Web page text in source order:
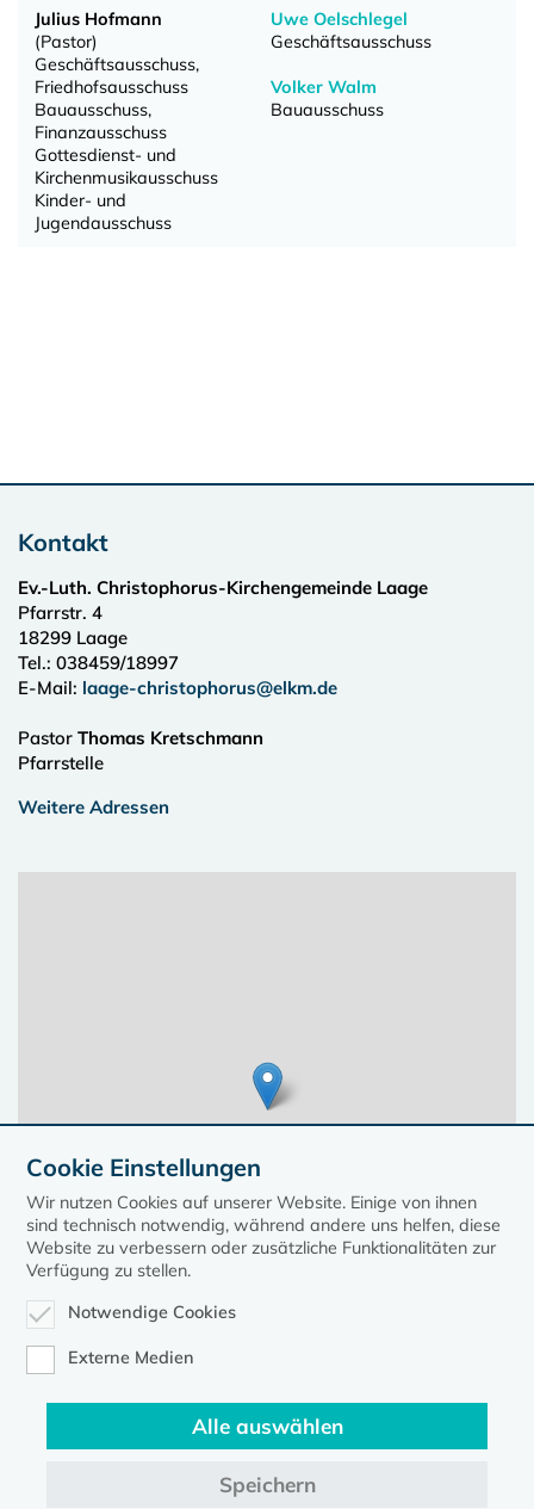
Julius Hofmann
(Pastor)
Geschäftsausschuss,
Friedhofsausschuss
Bauausschuss,
Finanzausschuss
Gottesdienst- und
Kirchenmusikausschuss
Kinder- und
Jugendausschuss
Uwe Oelschlegel
Geschäftsausschuss
Volker Walm
Bauausschuss
Kontakt
Ev.-Luth. Christophorus-Kirchengemeinde Laage
Pfarrstr. 4
18299 Laage
Tel.: 038459/18997
E-Mail: laage-christophorus@elkm.de
Pastor Thomas Kretschmann
Pfarrstelle
Weitere Adressen
Diese Seite gehört zum Portalkirche-mv.de
Evangelische Kirche in Mecklenburg-Vorpommern © 2026
Cookie Einstellungen
Wir nutzen Cookies auf unserer Website. Einige von ihnen
sind technisch notwendig, während andere uns helfen, diese
Website zu verbessern oder zusätzliche Funktionalitäten zur
Verfügung zu stellen.
Notwendige Cookies
Externe Medien
Alle auswählen
Speichern